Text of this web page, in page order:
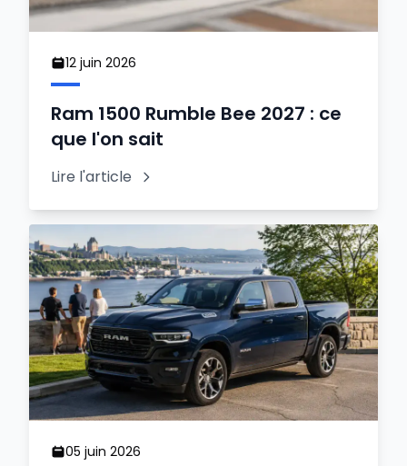
12 juin 2026
Ram 1500 Rumble Bee 2027 : ce
que l'on sait
Lire l'article
05 juin 2026